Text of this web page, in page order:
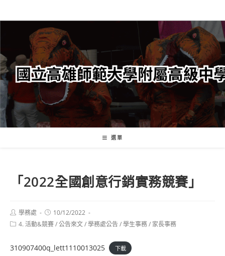
轉
要
內
容
選單
「2022全國創意行銷實務競賽」
Post
author:
學務處
Post
published:
10/12/2022
Post4. 活動&競賽/公告來文/學務處公告/學生事務/ 家長事務
310907400q_lett1110013025 下載